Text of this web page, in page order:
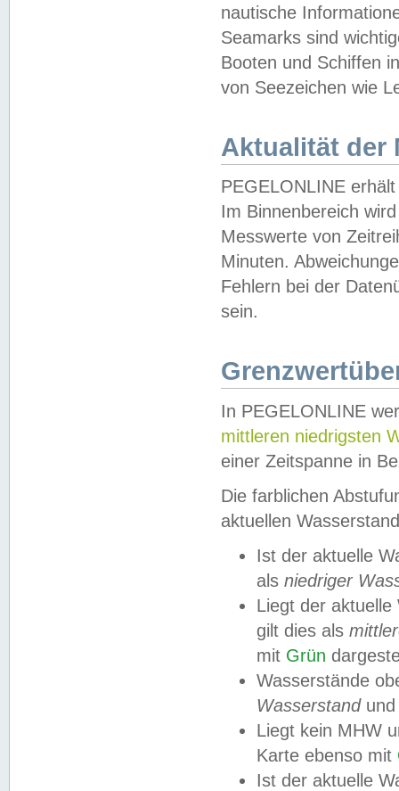
nautische
Seamarks sind
Booten und Schiffen
von Seezeichen wie
Aktualität der
PEGELONLINE
Im Binnenbereich
Messwerte von
Minuten.
Fehlern bei der
sein.
In PEGELONLINE
mittleren niedrigsten
einer Zeitspanne in
Die farblichen
aktuellen
Ist der aktuelle
als niedriger
Liegt der
gilt dies als
mit Grün
Wasserstände
Wasserstandund
Liegt kein MHW
Karte ebenso mit
Ist der aktuelle